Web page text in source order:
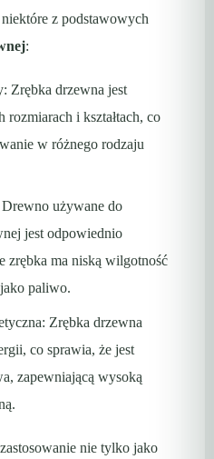
z podstawowych
:
Zrębka drzewna jest
i kształtach, co
w różnego rodzaju
używane do
jest odpowiednio
zrębka ma niską wilgotność
paliwo.
Zrębka drzewna
co sprawia, że jest
zapewniającą wysoką
nie tylko jako